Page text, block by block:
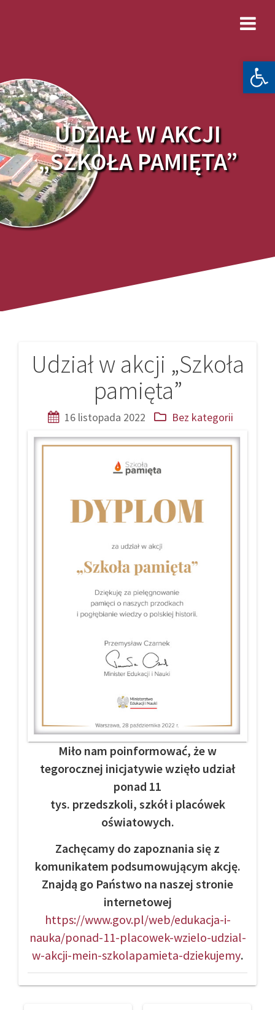
UDZIAŁ W AKCJI
„SZKOŁA PAMIĘTA”
Udział w akcji „Szkoła
pamięta”
16 listopada 2022 Bez kategorii
Miło nam poinformować, że w
tegorocznej inicjatywie wzięło udział
ponad 11
tys. przedszkoli, szkół i placówek
oświatowych.
Zachęcamy do zapoznania się z
komunikatem podsumowującym akcję.
Znajdą go Państwo na naszej stronie
internetowej
https://www.gov.pl/web/edukacja-i-
nauka/ponad-11-placowek-wzielo-udzial-
w-akcji-mein-szkolapamieta-dziekujemy.
Nawigacja